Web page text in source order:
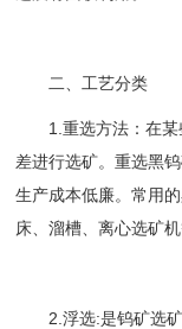
二、工艺分类
1.重选方法：在
差进行选矿。重选黑
生产成本低廉。常用
床、溜槽、离心选矿机
2.浮选:是钨矿选